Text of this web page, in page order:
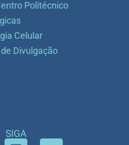
Politécnico
Celular
Divulgação
SIGA